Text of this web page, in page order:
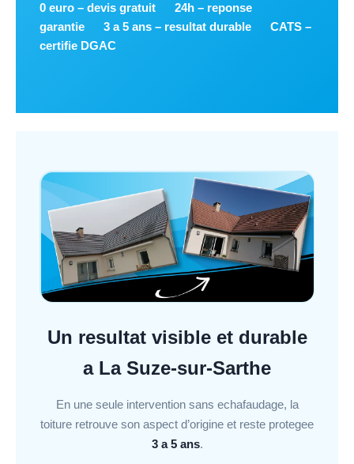
0 euro – devis gratuit
24h – reponse
garantie
3 a 5 ans – resultat durable
CATS –
certifie DGAC
Un resultat visible et durable
a La Suze-sur-Sarthe
En une seule intervention sans echafaudage, la
toiture retrouve son aspect d’origine et reste protegee
3 a 5 ans.